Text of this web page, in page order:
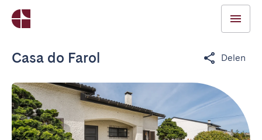
Casa do Farol Delen